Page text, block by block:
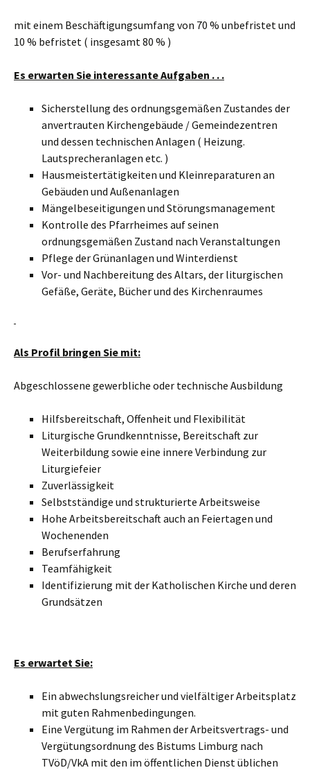
mit einem Beschäftigungsumfang von 70 % unbefristet und
10 % befristet ( insgesamt 80 % )
Es erwarten Sie interessante Aufgaben . . .
Sicherstellung des ordnungsgemäßen Zustandes der
anvertrauten Kirchengebäude / Gemeindezentren
und dessen technischen Anlagen ( Heizung.
Lautsprecheranlagen etc. )
Hausmeistertätigkeiten und Kleinreparaturen an
Gebäuden und Außenanlagen
Mängelbeseitigungen und Störungsmanagement
Kontrolle des Pfarrheimes auf seinen
ordnungsgemäßen Zustand nach Veranstaltungen
Pflege der Grünanlagen und Winterdienst
Vor- und Nachbereitung des Altars, der liturgischen
Gefäße, Geräte, Bücher und des Kirchenraumes
Als Profil bringen Sie mit:
Abgeschlossene gewerbliche oder technische Ausbildung
Hilfsbereitschaft, Offenheit und Flexibilität
Liturgische Grundkenntnisse, Bereitschaft zur
Weiterbildung sowie eine innere Verbindung zur
Liturgiefeier
Zuverlässigkeit
Selbstständige und strukturierte Arbeitsweise
Hohe Arbeitsbereitschaft auch an Feiertagen und
Wochenenden
Berufserfahrung
Teamfähigkeit
Identifizierung mit der Katholischen Kirche und deren
Grundsätzen
Es erwartet Sie:
Ein abwechslungsreicher und vielfältiger Arbeitsplatz
mit guten Rahmenbedingungen.
Eine Vergütung im Rahmen der Arbeitsvertrags- und
Vergütungsordnung des Bistums Limburg nach
TVöD/VkA mit den im öffentlichen Dienst üblichen